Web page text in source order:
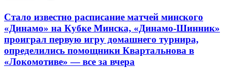
Стало известно расписание матчей минского
«Динамо» на Кубке Минска, «Динамо-Шинник»
проиграл первую игру домашнего турнира,
определились помощники Квартальнова в
«Локомотиве» — все за вчера